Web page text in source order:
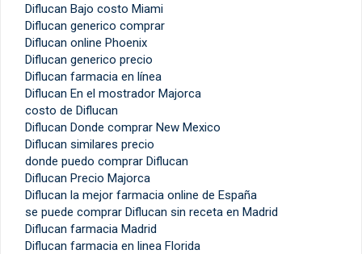
Diflucan Bajo costo Miami
Diflucan generico comprar
Diflucan online Phoenix
Diflucan generico precio
Diflucan farmacia en línea
Diflucan En el mostrador Majorca
costo de Diflucan
Diflucan Donde comprar New Mexico
Diflucan similares precio
donde puedo comprar Diflucan
Diflucan Precio Majorca
Diflucan la mejor farmacia online de España
se puede comprar Diflucan sin receta en Madrid
Diflucan farmacia Madrid
Diflucan farmacia en linea Florida